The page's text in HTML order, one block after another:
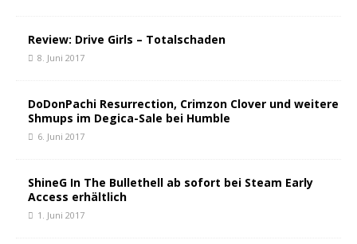
Review: Drive Girls – Totalschaden
8. Juni 2017
DoDonPachi Resurrection, Crimzon Clover und weitere
Shmups im Degica-Sale bei Humble
6. Juni 2017
ShineG In The Bullethell ab sofort bei Steam Early
Access erhältlich
1. Juni 2017